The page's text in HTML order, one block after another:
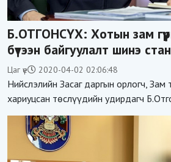
Б.ОТГОНСҮХ: Хотын зам
бүтээн байгуулалт шинэ
хийгддэг болсон
Цаг үе 2020-04-02 02:06:48
Нийслэлийн Засаг даргын орлогч, Зам
хариуцсан төслүүдийн удирдагч